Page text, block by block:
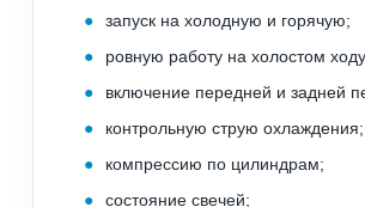
запуск на холодную и горячую;
ровную работу на холостом
включение передней и задней
контрольную струю охлаждения;
компрессию по цилиндрам;
состояние свечей;